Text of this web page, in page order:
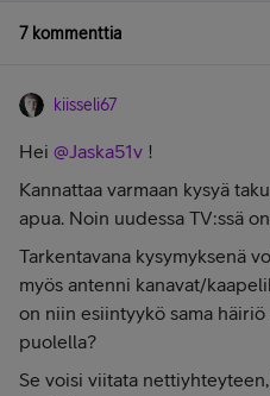
7 kommenttia
kiisseli67
Hei @Jaska51v !
Kannattaa varmaan kysyä
apua. Noin uudessa TV:ssä
Tarkentavana kysymyksenä
myös antenni kanavat/
on niin esiintyykö sama
puolella?
Se voisi viitata